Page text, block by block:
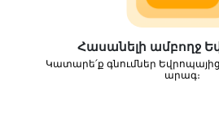
Հասանելի ամբողջ
Կատարե՛ք գնումներ
արագ։